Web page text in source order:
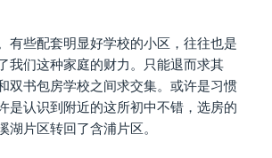
有些配套明显好学校的小区，往往也是
我们这种家庭的财力。只能退而求其
双书包房学校之间求交集。或许是习惯
是认识到附近的这所初中不错，选房的
湖片区转回了含浦片区。